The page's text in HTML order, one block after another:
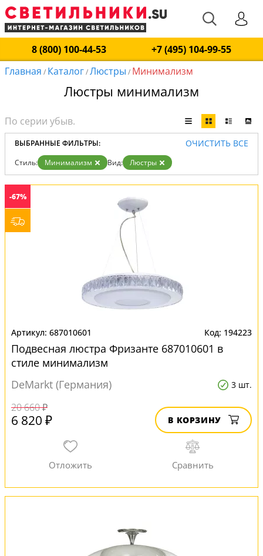
8 (800) 100-44-53
+7 (495) 104-99-55
Главная / Каталог/Люстры / Минимализм
Люстры минимализм
ВЫБРАННЫЕ ФИЛЬТРЫ: ОЧИСТИТЬ ВСЕ
Стиль: Минимализм Вид: Люстры
-67%
687010601 194223
Подвесная люстра Фризанте 687010601 в
стиле минимализм
DeMarkt (Германия)
3 шт.
20 660 ₽
6 820 ₽ В КОРЗИНУ